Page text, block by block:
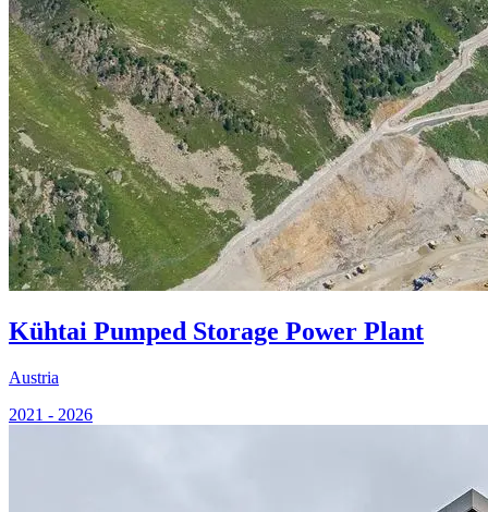
Kühtai Pumped Storage Power Plant
Austria
2021 - 2026